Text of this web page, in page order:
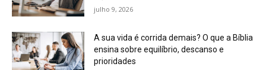
julho 9, 2026
A sua vida é corrida demais? O que a Bíblia
ensina sobre equilíbrio, descanso e
prioridades